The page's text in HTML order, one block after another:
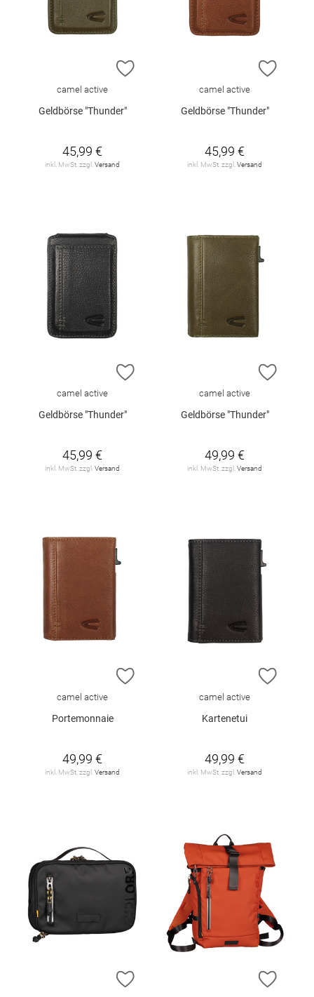
ZUR WUNSCHLISTE HINZUFÜGEN
camel active
Geldbörse "Thunder"
45,99 €
inkl. MwSt. zzgl. Versand
ZUR
camel active
Geldbörse "Thunder"
45,99 €
inkl. MwSt. zzgl. Versand
ZUR WUNSCHLISTE HINZUFÜGEN
camel active
Geldbörse "Thunder"
45,99 €
inkl. MwSt. zzgl. Versand
ZUR
camel active
Geldbörse "Thunder"
49,99 €
inkl. MwSt. zzgl. Versand
ZUR WUNSCHLISTE HINZUFÜGEN
camel active
Portemonnaie
49,99 €
inkl. MwSt. zzgl. Versand
ZUR
camel active
Kartenetui
49,99 €
inkl. MwSt. zzgl. Versand
ZUR WUNSCHLISTE HINZUFÜGEN
ZUR